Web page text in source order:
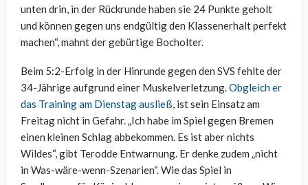
unten drin, in der Rückrunde haben sie 24 Punkte geholt
und können gegen uns endgültig den Klassenerhalt perfekt
machen“, mahnt der gebürtige Bocholter.
Beim 5:2-Erfolg in der Hinrunde gegen den SVS fehlte der
34-Jährige aufgrund einer Muskelverletzung.Obgleich er
das Training am Dienstag ausließ, ist sein Einsatz am
Freitag nicht in Gefahr. „Ich habe im Spiel gegen Bremen
einen kleinen Schlag abbekommen. Es ist aber nichts
Wildes“, gibt Terodde Entwarnung. Er denke zudem „nicht
in Was-wäre-wenn-Szenarien“. Wie das Spiel in